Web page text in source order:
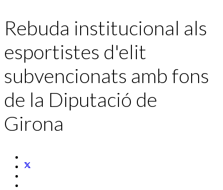
Rebuda institucional als
esportistes d'elit
subvencionats amb fons
de la Diputació de
Girona